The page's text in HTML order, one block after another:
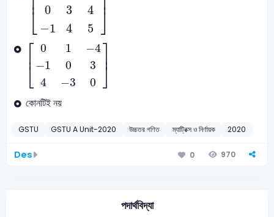
⎢⎣ 0
3
4
−1 4 5 ⎥
⎦
⎡
⎢⎣
0 1 −4
−1 0
3
4
−3 0
⎤⎥
⎦
01 -4 0 30
কোনটিই নয়
GSTU GSTU A Unit-2020 উচ্চতর গণিত ম্যাট্রিক্স ও নির্ণায়ক 2020
Des 0 970
পদার্থবিদ্যা